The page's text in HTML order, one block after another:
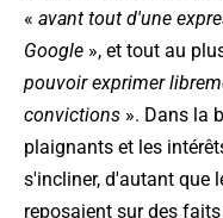
« avant tout d'une
Google », et tout au
pouvoir exprimer
convictions ». Dans la
plaignants et les
s'incliner, d'autant que
reposaient sur des